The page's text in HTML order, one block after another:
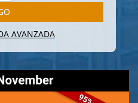
AVANZADA